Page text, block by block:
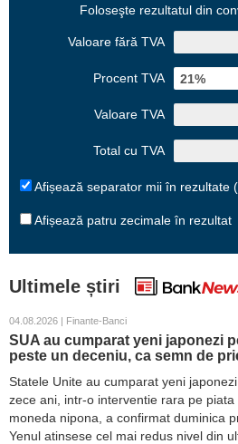
Foloseşte rezultatul din
Valoare fără TVA
Procent TVA
Valoare TVA
Total cu TVA
Afișează separator mii în rezultate
Afișează patru zecimale în rezultat
Ultimele știri
04.08.2026 | Finante-Banci
SUA au cumparat yeni japonezi
peste un deceniu, ca semn de
Statele Unite au cumparat yeni
zece ani, intr-o interventie rara pe
moneda nipona, a confirmat duminica
Yenul atinsese cel mai redus nivel din